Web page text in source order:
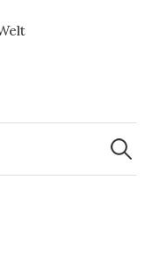
Suchen
nach: